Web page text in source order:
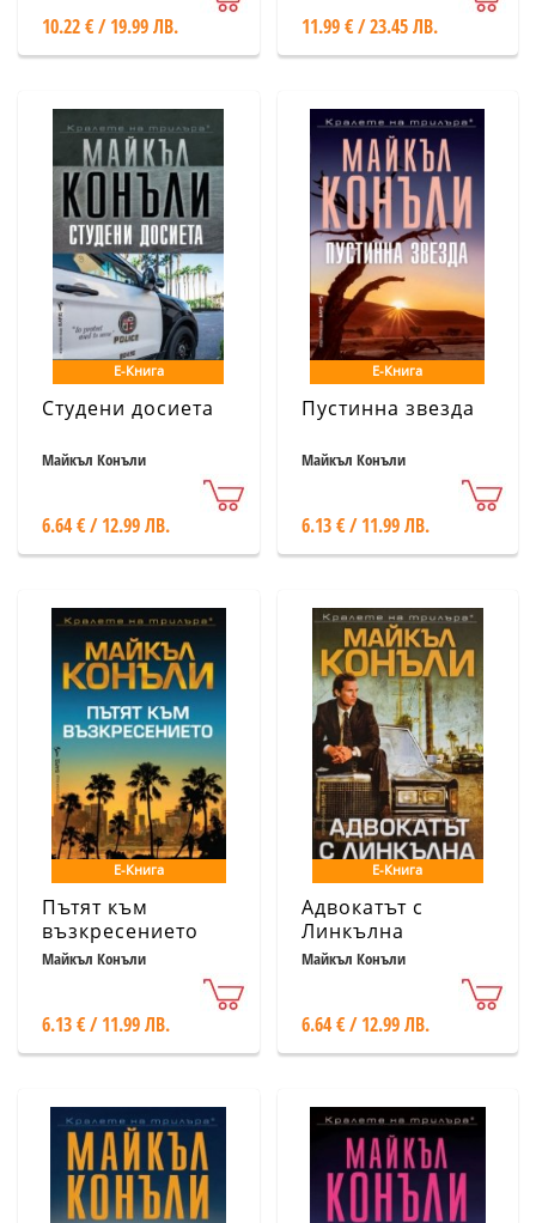
10.22 € / 19.99 ЛВ. 11.99 € / 23.45 ЛВ.
Е-Книга
Студени досиета
Майкъл Конъли
6.64 € / 12.99 ЛВ.
Е-Книга
Пустинна звезда
Майкъл Конъли
6.13 € / 11.99 ЛВ.
Е-Книга
Пътят към
възкресението
Майкъл Конъли
6.13 € / 11.99 ЛВ.
Е-Книга
Адвокатът с
Линкълна
Майкъл Конъли
6.64 € / 12.99 ЛВ.